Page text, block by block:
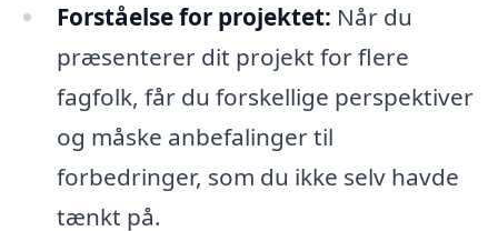
Forståelse for projektet: Når du
præsenterer dit projekt for flere
fagfolk, får du forskellige perspektiver
og måske anbefalinger til
forbedringer, som du ikke selv havde
tænkt på.